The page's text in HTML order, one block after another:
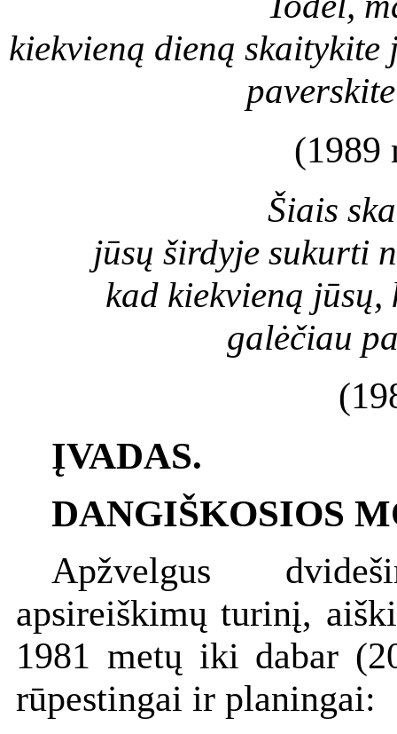
kiekvieną dieną
(1989
Šiais
jūsų širdyje sukurti
kad kiekvieną
galėčiau
ĮVADAS.
DANGIŠKOSIOS
Apžvelgus
apsireiškimų turinį,
1981 metų iki dabar
rūpestingai ir planingai: